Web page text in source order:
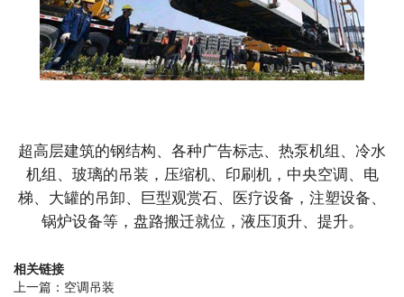
超高层建筑的钢结构、各种广告标志、热泵机组、冷水
机组、玻璃的吊装，压缩机、印刷机，中央空调、电
梯、大罐的吊卸、巨型观赏石、医疗设备，注塑设备、
锅炉设备等，盘路搬迁就位，液压顶升、提升。
相关链接
上一篇： 空调吊装